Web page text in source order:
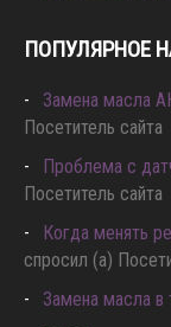
ПОПУЛЯРНОЕ
Замена масла
Посетитель сайта
Проблема с
Посетитель сайта
Когда менять
спросил (а)
Замена масла в